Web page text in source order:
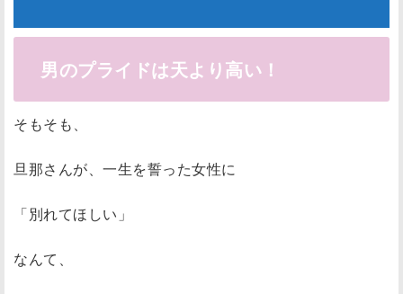
男のプライドは天より高い！
そもそも、
旦那さんが、一生を誓った女性に
「別れてほしい」
なんて、